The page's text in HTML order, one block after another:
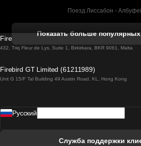
Поезд Лиссабон -
Поезд Лиссабон - Лагос
Поезд Лиссабон -
Показать больше
Firebird GT Limited (OC 1451)
432, Triq Fleur de Lys, Suite 1, Birkirkara, BKR 9061, Malta
Firebird GT Limited (61211989)
Unit G 15/F Tal Building 49 Austin Road, KL, Hong Kong
Pусский
Служба поддержки